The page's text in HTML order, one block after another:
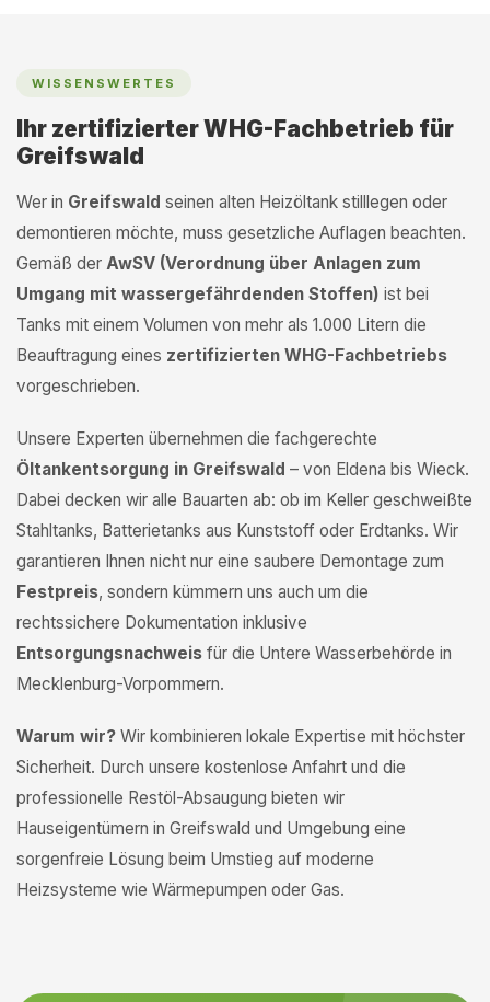
WISSENSWERTES
Ihr zertifizierter WHG-Fachbetrieb für
Greifswald
Wer in Greifswald seinen alten Heizöltank stilllegen oder
demontieren möchte, muss gesetzliche Auflagen beachten.
Gemäß der AwSV (Verordnung über Anlagen zum
Umgang mit wassergefährdenden Stoffen) ist bei
Tanks mit einem Volumen von mehr als 1.000 Litern die
Beauftragung eines zertifizierten WHG-Fachbetriebs
vorgeschrieben.
Unsere Experten übernehmen die fachgerechte
Öltankentsorgung in Greifswald – von Eldena bis Wieck.
Dabei decken wir alle Bauarten ab: ob im Keller geschweißte
Stahltanks, Batterietanks aus Kunststoff oder Erdtanks. Wir
garantieren Ihnen nicht nur eine saubere Demontage zum
Festpreis, sondern kümmern uns auch um die
rechtssichere Dokumentation inklusive
Entsorgungsnachweis für die Untere Wasserbehörde in
Mecklenburg-Vorpommern.
Warum wir? Wir kombinieren lokale Expertise mit höchster
Sicherheit. Durch unsere kostenlose Anfahrt und die
professionelle Restöl-Absaugung bieten wir
Hauseigentümern in Greifswald und Umgebung eine
sorgenfreie Lösung beim Umstieg auf moderne
Heizsysteme wie Wärmepumpen oder Gas.